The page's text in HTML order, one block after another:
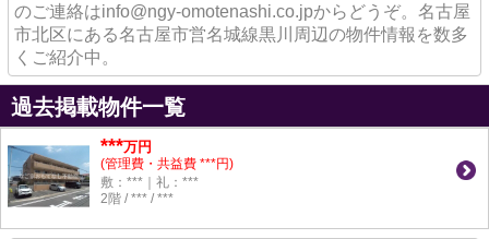
のご連絡はinfo@ngy-omotenashi.co.jpからどうぞ。名古屋
市北区にある名古屋市営名城線黒川周辺の物件情報を数多
くご紹介中。
過去掲載物件一覧
***万円
(管理費・共益費 ***円)
敷：***｜礼：***
2階 / *** / ***